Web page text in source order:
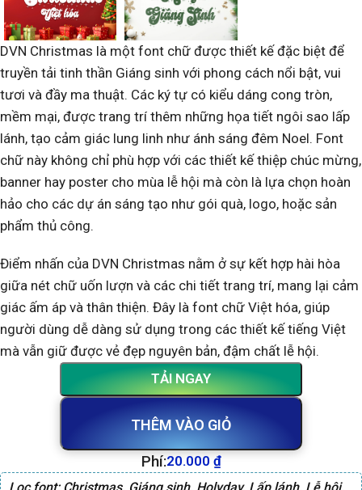
DVN Christmas là một font chữ được thiết kế đặc biệt để
truyền tải tinh thần Giáng sinh với phong cách nổi bật, vui
tươi và đầy ma thuật. Các ký tự có kiểu dáng cong tròn,
mềm mại, được trang trí thêm những họa tiết ngôi sao lấp
lánh, tạo cảm giác lung linh như ánh sáng đêm Noel. Font
chữ này không chỉ phù hợp với các thiết kế thiệp chúc mừng,
banner hay poster cho mùa lễ hội mà còn là lựa chọn hoàn
hảo cho các dự án sáng tạo như gói quà, logo, hoặc sản
phẩm thủ công.
Điểm nhấn của DVN Christmas nằm ở sự kết hợp hài hòa
giữa nét chữ uốn lượn và các chi tiết trang trí, mang lại cảm
giác ấm áp và thân thiện. Đây là font chữ Việt hóa, giúp
người dùng dễ dàng sử dụng trong các thiết kế tiếng Việt
mà vẫn giữ được vẻ đẹp nguyên bản, đậm chất lễ hội.
THÊM VÀO GIỎ
TẢI NGAY
Phí:20.000 ₫